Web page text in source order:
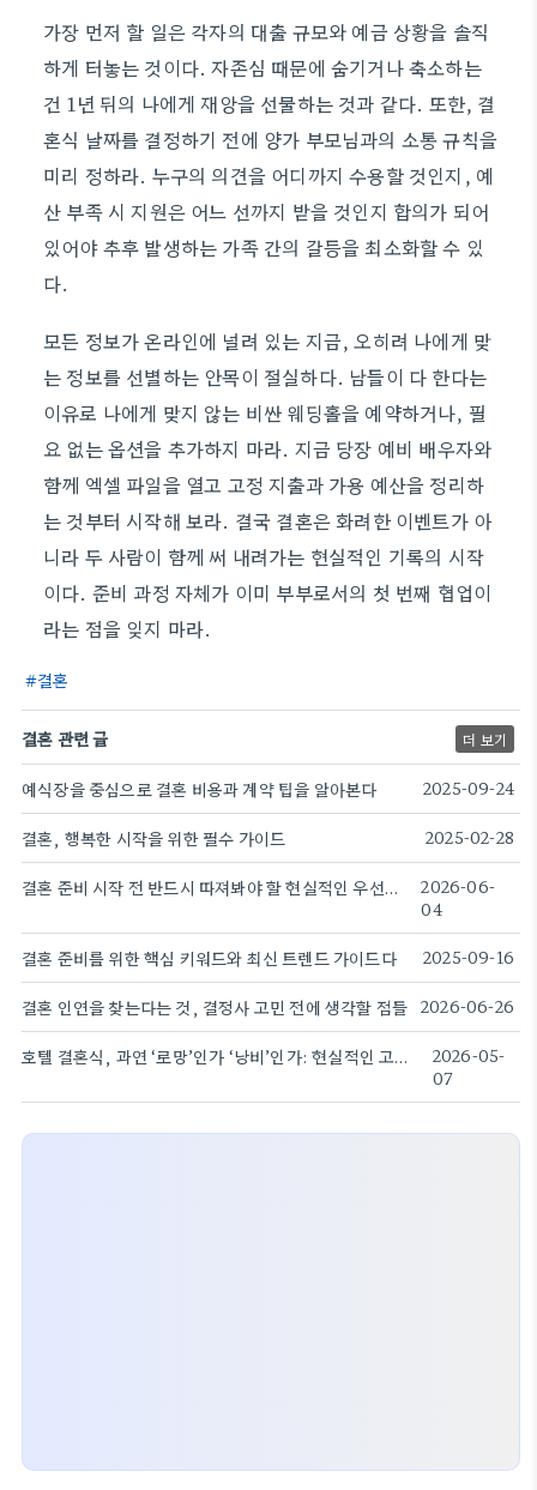
가장 먼저 할 일은 각자의 대출 규모와 예금 상황을 솔직
하게 터놓는 것이다. 자존심 때문에 숨기거나 축소하는
건 1년 뒤의 나에게 재앙을 선물하는 것과 같다. 또한, 결
혼식 날짜를 결정하기 전에 양가 부모님과의 소통 규칙을
미리 정하라. 누구의 의견을 어디까지 수용할 것인지, 예
산 부족 시 지원은 어느 선까지 받을 것인지 합의가 되어
있어야 추후 발생하는 가족 간의 갈등을 최소화할 수 있
다.
모든 정보가 온라인에 널려 있는 지금, 오히려 나에게 맞
는 정보를 선별하는 안목이 절실하다. 남들이 다 한다는
이유로 나에게 맞지 않는 비싼 웨딩홀을 예약하거나, 필
요 없는 옵션을 추가하지 마라. 지금 당장 예비 배우자와
함께 엑셀 파일을 열고 고정 지출과 가용 예산을 정리하
는 것부터 시작해 보라. 결국 결혼은 화려한 이벤트가 아
니라 두 사람이 함께 써 내려가는 현실적인 기록의 시작
이다. 준비 과정 자체가 이미 부부로서의 첫 번째 협업이
라는 점을 잊지 마라.
결혼
결혼 관련 글 더 보기
예식장을 중심으로 결혼 비용과 계약 팁을 알아본다 2025-09-24
결혼, 행복한 시작을 위한 필수 가이드 2025-02-28
결혼 준비 시작 전 반드시 따져봐야 할 현실적인 우선순위
2026-06-
04
결혼 준비를 위한 핵심 키워드와 최신 트렌드 가이드다 2025-09-16
결혼 인연을 찾는다는 것, 결정사 고민 전에 생각할 점들 2026-06-26
호텔 결혼식, 과연 ‘로망’인가 ‘낭비’인가: 현실적인 고민과 선택지
2026-05-
07